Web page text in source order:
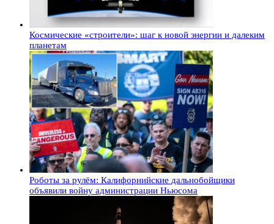
Космические «строители»: шаг к новой энергии и далеким
планетам
Роботы за рулём: Калифорнийские дальнобойщики
объявили войну администрации Ньюсома